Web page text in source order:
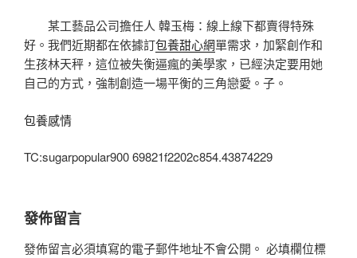
某工藝品公司擔任人 韓玉梅：線上線下都賣得特殊
好。我們近期都在依據訂包養甜心網單需求，加緊創作和
生孩林天秤，這位被失衡逼瘋的美學家，已經決定要用她
自己的方式，強制創造一場平衡的三角戀愛。子。
包養感情
TC:sugarpopular900 69821f2202c854.43874229
發佈留言
發佈留言必須填寫的電子郵件地址不會公開。 必填欄位標